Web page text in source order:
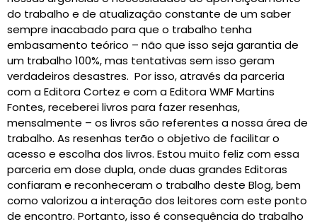
do trabalho e de atualização constante de um saber
sempre inacabado para que o trabalho tenha
embasamento teórico – não que isso seja garantia de
um trabalho 100%, mas tentativas sem isso geram
verdadeiros desastres. Por isso, através da parceria
com a Editora Cortez e com a Editora WMF Martins
Fontes, receberei livros para fazer resenhas,
mensalmente – os livros são referentes a nossa área de
trabalho. As resenhas terão o objetivo de facilitar o
acesso e escolha dos livros. Estou muito feliz com essa
parceria em dose dupla, onde duas grandes Editoras
confiaram e reconheceram o trabalho deste Blog, bem
como valorizou a interação dos leitores com este ponto
de encontro. Portanto, isso é consequência do trabalho